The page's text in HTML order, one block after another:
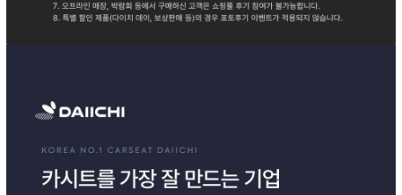
이코 라이프 하